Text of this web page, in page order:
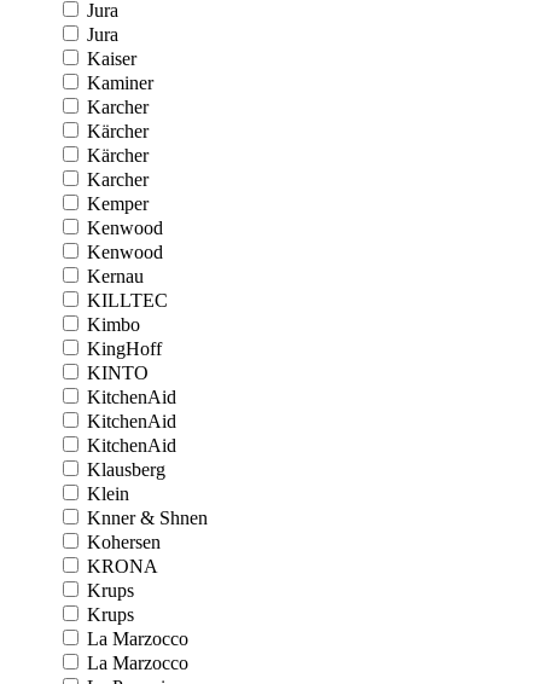
Jura
Jura
Kaiser
Kaminer
Karcher
Kärcher
Kärcher
Karcher
Kemper
Kenwood
Kenwood
Kernau
KILLTEC
Kimbo
KingHoff
KINTO
KitchenAid
KitchenAid
KitchenAid
Klausberg
Klein
Knner & Shnen
Kohersen
KRONA
Krups
Krups
La Marzocco
La Marzocco